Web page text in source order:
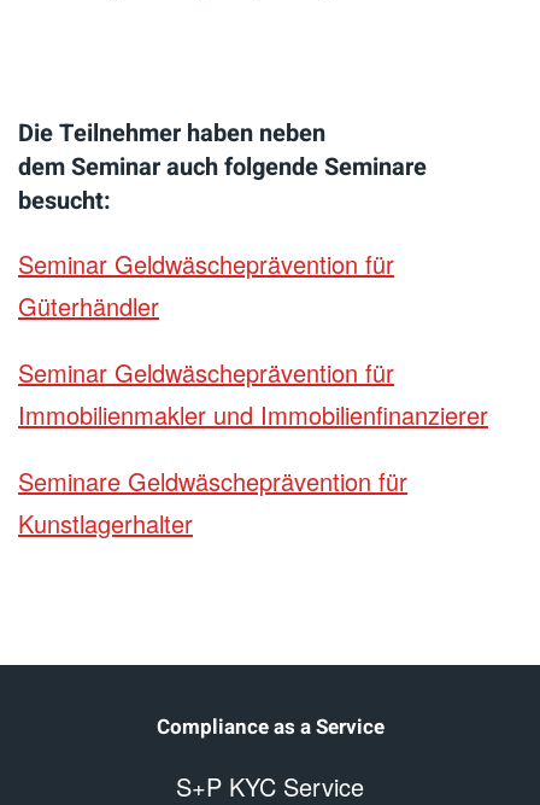
Die Teilnehmer haben neben
dem Seminar auch folgende Seminare
besucht:
Seminar Geldwäscheprävention für
Güterhändler
Seminar Geldwäscheprävention für
Immobilienmakler und Immobilienfinanzierer
Seminare Geldwäscheprävention für
Kunstlagerhalter
Compliance as a Service
S+P KYC Service